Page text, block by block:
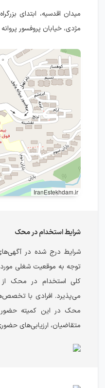
میدان اقدسیه، ابتدای
مژدی، خیابان پروفسور
IranEstekhdam.ir
شرایط استخدام در محک
شرایط درج شده در
توجه به موقعیت شغلی
کلی استخدام در محک
می‌پذیرد. افرادی با
محک در این کمیته حضور
متقاضیان، ارزیابی‌های